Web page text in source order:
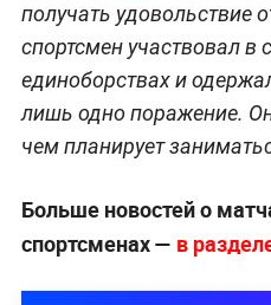
получать удовольствие
спортсмен участвовал
единоборствах и
лишь одно поражение.
чем планирует
Больше новостей о
спортсменах — в